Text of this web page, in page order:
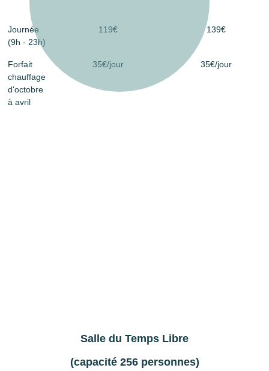
Journée
(9h - 23h)
119€ 139€
Forfait
chauffage
d'octobre
à avril
35€/jour 35€/jour
Salle du Temps Libre
(capacité 256 personnes)